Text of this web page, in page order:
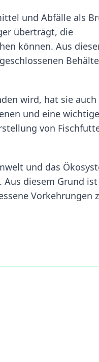
und Abfälle als
überträgt, die
können. Aus
wird, hat sie auch
und eine wichtige
von
und das
diesem Grund ist
Vorkehrungen